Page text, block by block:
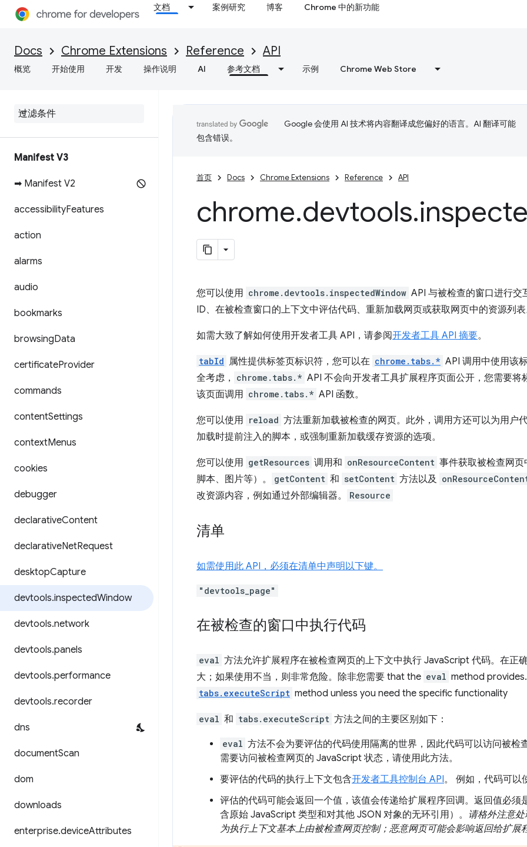
文档 案例研究 博客 Chrome 中的新功能
Docs Chrome Extensions Reference API
概览 开始使用 开发 操作说明 AI 参考文档 示例 Chrome Web Store
Manifest V3
➡ Manifest V2
accessibilityFeatures
action
alarms
audio
bookmarks
browsingData
certificateProvider
commands
contentSettings
contextMenus
cookies
debugger
declarativeContent
declarativeNetRequest
desktopCapture
devtools.inspectedWindow
devtools.network
devtools.panels
devtools.performance
devtools.recorder
dns
documentScan
dom
downloads
enterprise.deviceAttributes
Google 会使用 AI 技术将内容翻译成您偏好的语言。AI 翻译可能
包含错误。
首页 Docs Chrome Extensions Reference API
chrome.devtools.
您可以使用 chrome.devtools.inspectedWindow API 与被检查的窗口进行
ID、在被检查窗口的上下文中评估代码、重新加载网页或获取网页中的资源列
如需大致了解如何使用开发者工具 API，请参阅开发者工具 API 摘要。
tabId 属性提供标签页标识符，您可以在 chrome.tabs.* API 调用中使用该
全考虑，
chrome.tabs.* API 不会向开发者工具扩展程序页面公开，您需要将
该页面调用 chrome.tabs.* API 函数。
您可以使用 reload 方法重新加载被检查的网页。此外，调用方还可以为用户
加载时提前注入的脚本，或强制重新加载缓存资源的选项。
您可以使用 getResources 调用和 onResourceContent 事件获取被检查网
脚本、图片等）。
getContent 和 setContent 方法以及
改资源内容，例如通过外部编辑器。 Resource
清单
如需使用此 API，必须在清单中声明以下键。
"devtools_page"
在被检查的窗口中执行代码
eval 方法允许扩展程序在被检查网页的上下文中执行 JavaScript 代码。在正
大；如果使用不当，则非常危险。除非您需要 that the eval method
tabs.executeScript method unless you need the specific functionality
eval 和 tabs.executeScript 方法之间的主要区别如下：
eval 方法不会为要评估的代码使用隔离的世界，因此代码可以访问被检
需要访问被检查网页的 JavaScript 状态，请使用此方法。
要评估的代码的执行上下文包含开发者工具控制台 API。 例如，代码可以
评估的代码可能会返回一个值，该值会传递给扩展程序回调。返回值必须
含原始 JavaScript 类型和对其他 JSON 对象的无环引用）。 请格外注意
为执行上下文基本上由被检查网页控制；恶意网页可能会影响返回给扩展